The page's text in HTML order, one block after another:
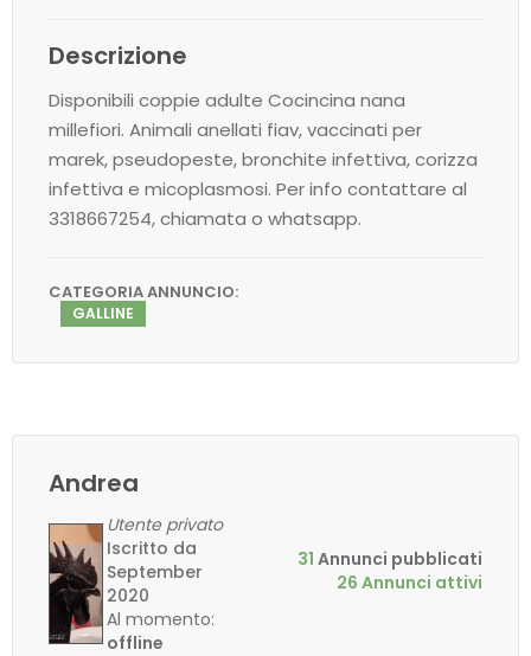
Descrizione
Disponibili coppie adulte Cocincina nana
millefiori. Animali anellati fiav, vaccinati per
marek, pseudopeste, bronchite infettiva, corizza
infettiva e micoplasmosi. Per info contattare al
3318667254, chiamata o whatsapp.
CATEGORIA ANNUNCIO:
GALLINE
Andrea
Utente privato
Iscritto da
September
2020
Al momento:
offline
31 Annunci pubblicati
26 Annunci attivi